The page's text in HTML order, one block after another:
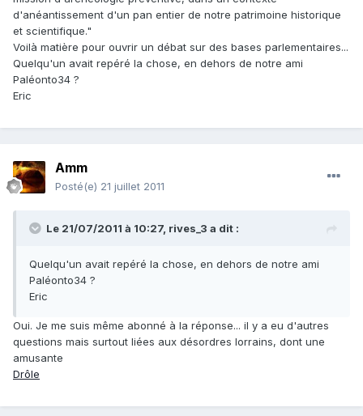
d'anéantissement d'un pan entier de notre patrimoine historique
et scientifique."
Voilà matière pour ouvrir un débat sur des bases parlementaires...
Quelqu'un avait repéré la chose, en dehors de notre ami
Paléonto34 ?
Eric
Amm
Posté(e) 21 juillet 2011
Le 21/07/2011 à 10:27, rives_3 a dit :
Quelqu'un avait repéré la chose, en dehors de notre ami
Paléonto34 ?
Eric
Oui. Je me suis même abonné à la réponse... il y a eu d'autres
questions mais surtout liées aux désordres lorrains, dont une
amusante
Drôle